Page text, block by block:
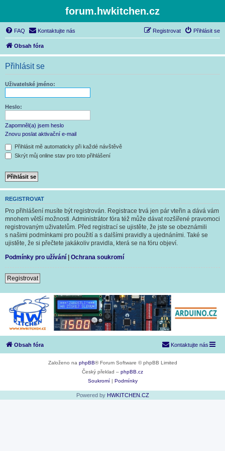
forum.hwkitchen.cz
FAQ Kontaktujte nás Přihlásit se
Registrovat
Obsah fóra
Přihlásit se
Uživatelské jméno:
Heslo:
Zapomněl(a) jsem heslo
Znovu poslat aktivační e-mail
Přihlásit mě automaticky při každé návštěvě
Skrýt můj online stav pro toto přihlášení
REGISTROVAT
Pro přihlášení musíte být registrován. Registrace trvá jen pár vteřin a dává vám
mnohem větší možnosti. Administrátor fóra též může dávat rozšířené pravomoci
registrovaným uživatelům. Před registrací se ujistěte, že jste se obeznámili
s našimi podmínkami pro použití a s dalšími pravidly a ujednáními. Také se
ujistěte, že si přečtete jakákoliv pravidla, která se na fóru objeví.
Podmínky pro užívání | Ochrana soukromí
Registrovat
Obsah fóra Kontaktujte nás
Založeno na phpBB® Forum Software © phpBB Limited
Český překlad – phpBB.cz
Soukromí| Podmínky
Powered by HWKITCHEN.CZ